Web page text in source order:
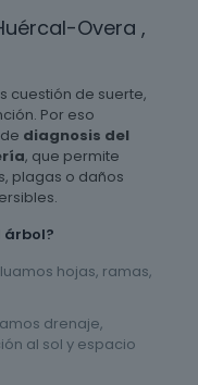
Overa ,
cuestión de suerte,
Por eso
diagnosis del
, que permite
plagas o daños
árbol?
hojas, ramas,
drenaje,
al sol y espacio